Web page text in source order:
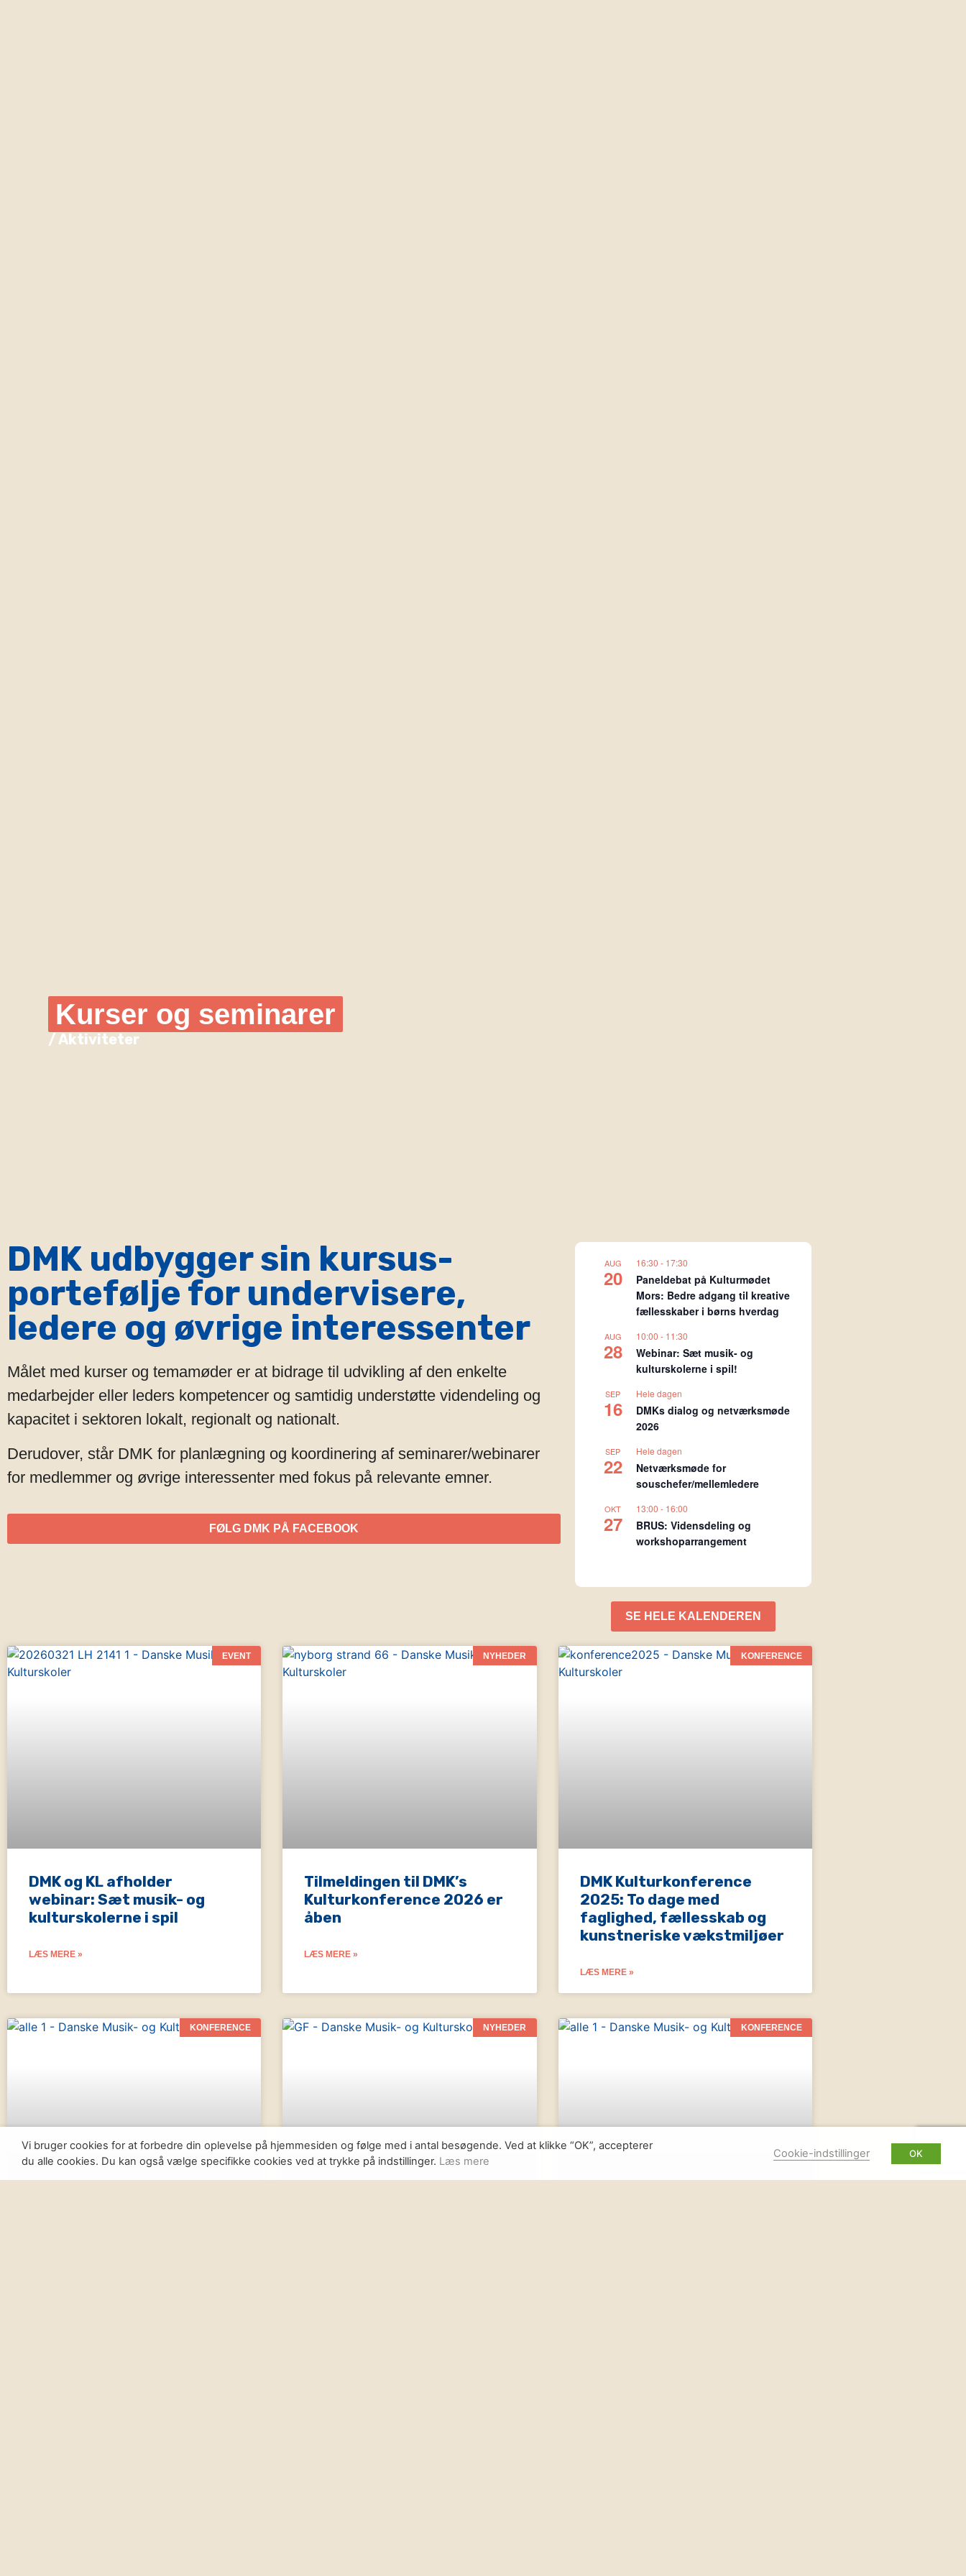
Kurser og seminarer
/ Aktiviteter
DMK udbygger sin kursus-
portefølje for undervisere,
ledere og øvrige interessenter
Målet med kurser og temamøder er at bidrage til udvikling af den enkelte
medarbejder eller leders kompetencer og samtidig understøtte videndeling og
kapacitet i sektoren lokalt, regionalt og nationalt.
Derudover, står DMK for planlægning og koordinering af seminarer/webinarer
for medlemmer og øvrige interessenter med fokus på relevante emner.
FØLG DMK PÅ FACEBOOK
AUG
20
16:30 - 17:30
Paneldebat på Kulturmødet
Mors: Bedre adgang til kreative
fællesskaber i børns hverdag
AUG
28
10:00 - 11:30
Webinar: Sæt musik- og
kulturskolerne i spil!
SEP
16
Hele dagen
DMKs dialog og netværksmøde
2026
SEP
22
Hele dagen
Netværksmøde for
souschefer/mellemledere
OKT
27
13:00 - 16:00
BRUS: Vidensdeling og
workshoparrangement
SE HELE KALENDEREN
EVENT
DMK og KL afholder
webinar: Sæt musik- og
kulturskolerne i spil
LÆS MERE »
NYHEDER
Tilmeldingen til DMK’s
Kulturkonference 2026 er
åben
LÆS MERE »
KONFERENCE
DMK Kulturkonference
2025: To dage med
faglighed, fællesskab og
kunstneriske vækstmiljøer
LÆS MERE »
KONFERENCE NYHEDER KONFERENCE
Vi bruger cookies for at forbedre din oplevelse på hjemmesiden og følge med i antal besøgende. Ved at klikke “OK”, accepterer
du alle cookies. Du kan også vælge specifikke cookies ved at trykke på indstillinger. Læs mere
Cookie-indstillinger OK